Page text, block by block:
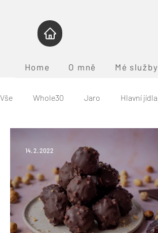
Home O mně Mé služby
Vše Whole30 Jaro Hlavní jídla
14. 2. 2022